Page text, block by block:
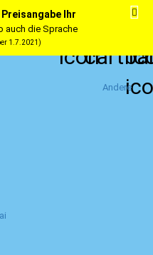
Ihr
auch die Sprache
1.7.2021)
Andere